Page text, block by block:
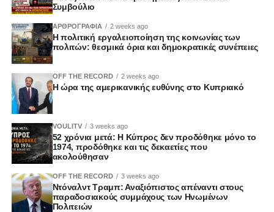
Συμβούλιο
ΑΡΘΡΟΓΡΑΦΙΑ 2 weeks ago
Η πολιτική εργαλειοποίηση της κοινωνίας των
πολιτών: θεσμικά όρια και δημοκρατικές συνέπειες
OFF THE RECORD 2 weeks ago
Η ώρα της αμερικανικής ευθύνης στο Κυπριακό
VOULITV 3 weeks ago
52 χρόνια μετά: Η Κύπρος δεν προδόθηκε μόνο το
1974, προδόθηκε και τις δεκαετίες που
ακολούθησαν
OFF THE RECORD 3 weeks ago
Ντόναλντ Τραμπ: Αναξιόπιστος απέναντι στους
παραδοσιακούς συμμάχους των Ηνωμένων
Πολιτειών